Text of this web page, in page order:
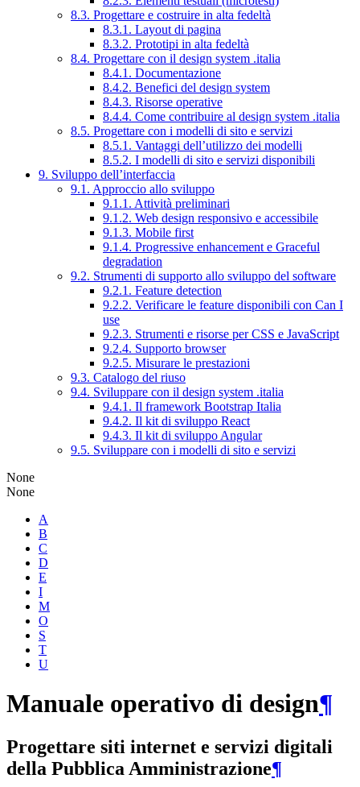
8.3. Progettare e costruire in alta fedeltà
8.3.1. Layout di pagina
8.3.2. Prototipi in alta fedeltà
8.4. Progettare con il design system .italia
8.4.1. Documentazione
8.4.2. Benefici del design system
8.4.3. Risorse operative
8.4.4. Come contribuire al design system .italia
8.5. Progettare con i modelli di sito e servizi
8.5.1. Vantaggi dell’utilizzo dei modelli
8.5.2. I modelli di sito e servizi disponibili
9. Sviluppo dell’interfaccia
9.1. Approccio allo sviluppo
9.1.1. Attività preliminari
9.1.2. Web design responsivo e accessibile
9.1.3. Mobile first
9.1.4. Progressive enhancement e Graceful
degradation
9.2. Strumenti di supporto allo sviluppo del software
9.2.1. Feature detection
9.2.2. Verificare le feature disponibili con Can I
use
9.2.3. Strumenti e risorse per CSS e JavaScript
9.2.4. Supporto browser
9.2.5. Misurare le prestazioni
9.3. Catalogo del riuso
9.4. Sviluppare con il design system .italia
9.4.1. Il framework Bootstrap Italia
9.4.2. Il kit di sviluppo React
9.4.3. Il kit di sviluppo Angular
9.5. Sviluppare con i modelli di sito e servizi
None
None
A
B
C
D
E
I
M
O
S
T
U
Manuale operativo di design¶
Progettare siti internet e servizi digitali
della Pubblica Amministrazione¶